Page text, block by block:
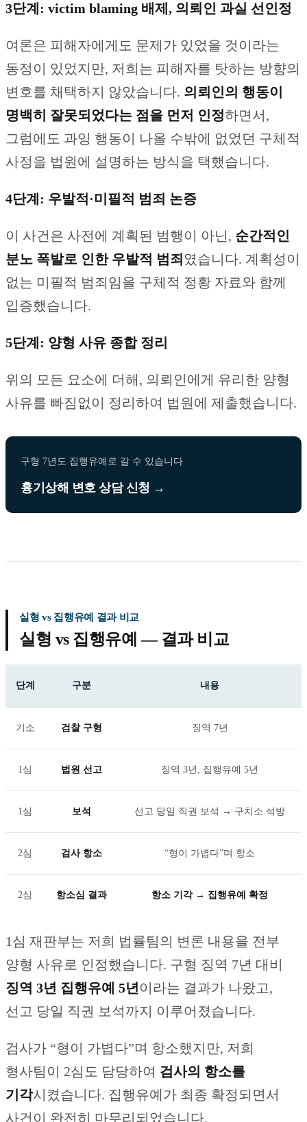
3단계: victim blaming 배제, 의뢰인 과실 선인정
여론은 피해자에게도 문제가 있었을 것이라는
동정이 있었지만, 저희는 피해자를 탓하는 방향의
변호를 채택하지 않았습니다. 의뢰인의 행동이
명백히 잘못되었다는 점을 먼저 인정하면서,
그럼에도 과잉 행동이 나올 수밖에 없었던 구체적
사정을 법원에 설명하는 방식을 택했습니다.
4단계: 우발적·미필적 범죄 논증
이 사건은 사전에 계획된 범행이 아닌, 순간적인
분노 폭발로 인한 우발적 범죄 였습니다. 계획성이
없는 미필적 범죄임을 구체적 정황 자료와 함께
입증했습니다.
5단계: 양형 사유 종합 정리
위의 모든 요소에 더해, 의뢰인에게 유리한 양형
사유를 빠짐없이 정리하여 법원에 제출했습니다.
구형 7년도 집행유예로 갈 수 있습니다
흉기상해 변호 상담 신청 →
실형 vs 집행유예 결과 비교
실형 vs 집행유예 — 결과 비교
단계 구분 내용
기소 검찰 구형 징역 7년
1심 법원 선고 징역 3년, 집행유예 5년
1심 보석 선고 당일 직권 보석 → 구치소 석방
2심 검사 항소 “형이 가볍다”며 항소
2심 항소심 결과 항소 기각 → 집행유예 확정
1심 재판부는 저희 법률팀의 변론 내용을 전부
양형 사유로 인정했습니다. 구형 징역 7년 대비
징역 3년 집행유예 5년 이라는 결과가 나왔고,
선고 당일 직권 보석까지 이루어졌습니다.
검사가 “형이 가볍다”며 항소했지만, 저희
형사팀이 2심도 담당하여 검사의 항소를
기각시켰습니다. 집행유예가 최종 확정되면서
사건이 완전히 마무리되었습니다.